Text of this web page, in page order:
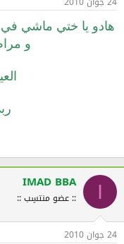
هادو يا ختي ماشي في
و
I
IMAD BBA
:: عضو منتسِب ::
24 جوان 2010